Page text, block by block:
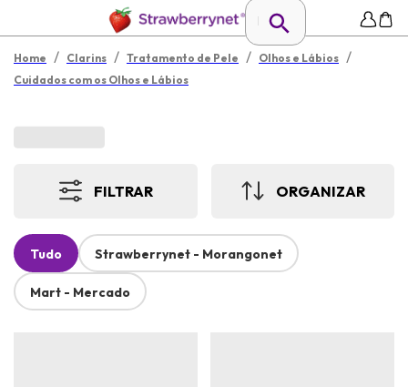
Home / Clarins / Tratamento de Pele / Olhos e Lábios /
Cuidados com os Olhos e Lábios
FILTRAR ORGANIZAR
Tudo Strawberrynet - Morangonet
Mart - Mercado